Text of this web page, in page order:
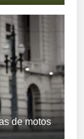
de motos